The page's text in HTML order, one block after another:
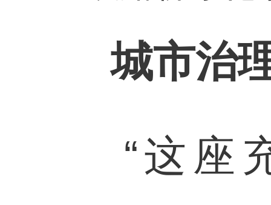
城市治理
“这座充